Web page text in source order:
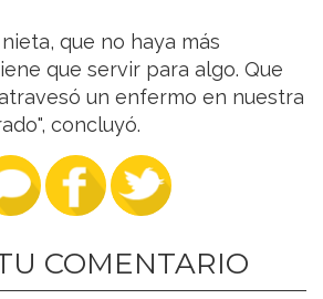
que no haya más
que servir para algo. Que
un enfermo en nuestra
concluyó.
COMENTARIO